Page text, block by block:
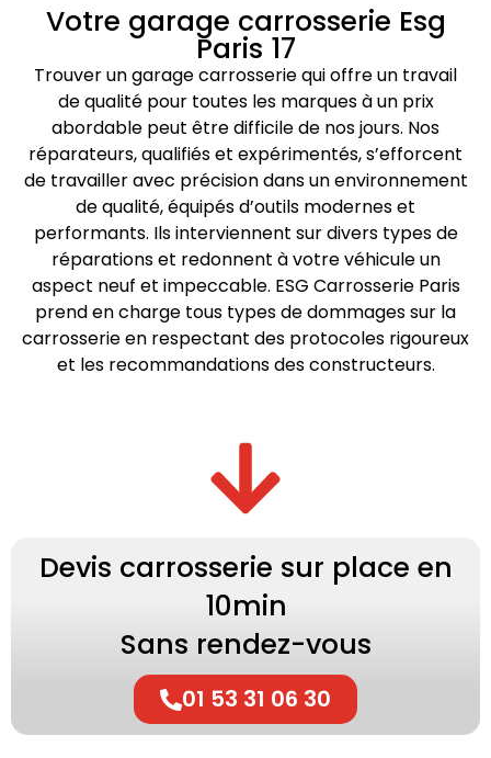
Votre garage carrosserie Esg
Paris 17
Trouver un garage carrosserie qui offre un travail
de qualité pour toutes les marques à un prix
abordable peut être difficile de nos jours. Nos
réparateurs, qualifiés et expérimentés, s’efforcent
de travailler avec précision dans un environnement
de qualité, équipés d’outils modernes et
performants. Ils interviennent sur divers types de
réparations et redonnent à votre véhicule un
aspect neuf et impeccable. ESG Carrosserie Paris
prend en charge tous types de dommages sur la
carrosserie en respectant des protocoles rigoureux
et les recommandations des constructeurs.
Devis carrosserie sur place en
10min
Sans rendez-vous
01 53 31 06 30